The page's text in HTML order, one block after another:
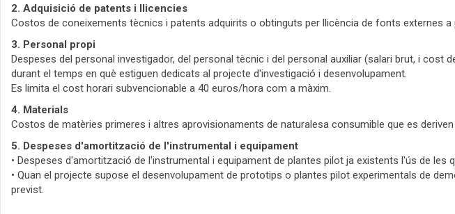
2. Adquisició de patents i llicencies
Costos de coneixements tècnics i patents adquirits o obtinguts per llicència de fonts externes
3. Personal propi
Despeses del personal investigador, del personal tècnic i del personal auxiliar (salari brut, i
durant el temps en què estiguen dedicats al projecte d'investigació i desenvolupament.
Es limita el cost horari subvencionable a 40 euros/hora com a màxim.
4. Materials
Costos de matèries primeres i altres aprovisionaments de naturalesa consumible que es
5. Despeses d'amortització de l'instrumental i equipament
• Despeses d'amortització de l'instrumental i equipament de plantes pilot ja existents l'ús de les
• Quan el projecte supose el desenvolupament de prototips o plantes pilot experimentals de
previst.